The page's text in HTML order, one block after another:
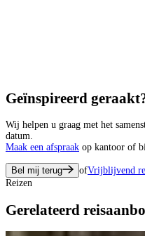
Geïnspireerd
Wij helpen u graag met het
datum.
Maak een afspraak op kantoor of
Bel mij terug ofVrijblijvend
Reizen
Gerelateerd